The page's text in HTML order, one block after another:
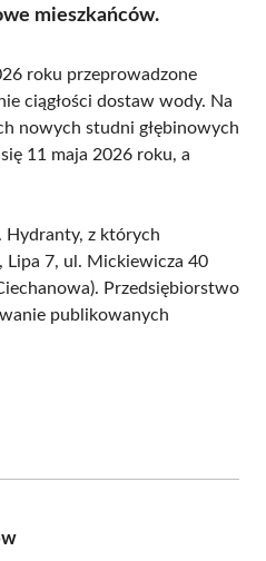
mieszkańców.
roku przeprowadzone
ciągłości dostaw wody. Na
nowych studni głębinowych
11 maja 2026 roku, a
Hydranty, z których
Lipa 7, ul. Mickiewicza 40
Przedsiębiorstwo
publikowanych